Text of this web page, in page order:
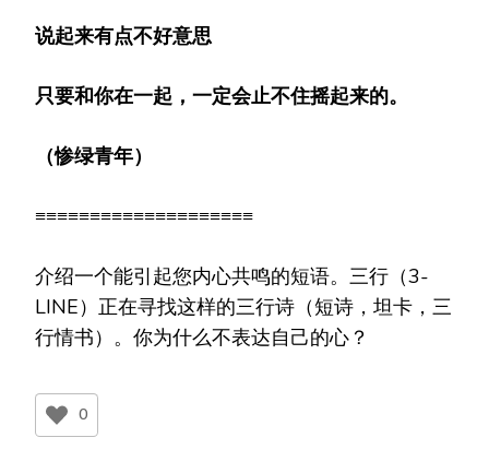
说起来有点不好意思
只要和你在一起，一定会止不住摇起来的。
（惨绿青年）
≡≡≡≡≡≡≡≡≡≡≡≡≡≡≡≡≡≡≡≡
介绍一个能引起您内心共鸣的短语。三行（3-
LINE）正在寻找这样的三行诗（短诗，坦卡，三
行情书）。你为什么不表达自己的心？
0